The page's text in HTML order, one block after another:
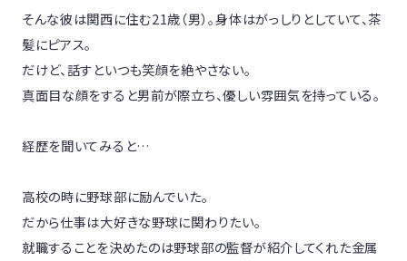
そんな彼は関西に住む21歳（男）。身体はがっしりとしていて、茶
髪にピアス。
だけど、話すといつも笑顔を絶やさない。
真面目な顔をすると男前が際立ち、優しい雰囲気を持っている。
経歴を聞いてみると…
高校の時に野球部に励んでいた。
だから仕事は大好きな野球に関わりたい。
就職することを決めたのは野球部の監督が紹介してくれた金属